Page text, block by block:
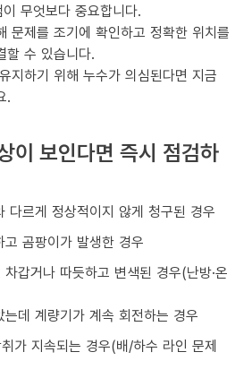
무엇보다 중요합니다.
문제를 조기에 확인하고 정확한 위치를
할 수 있습니다.
지하기 위해 누수가 의심된다면 지금
.
이 보인다면 즉시 점검하
다르게 정상적이지 않게 청구된 경우
곰팡이가 발생한 경우
갑거나 따듯하고 변색된 경우(난방·온
데 계량기가 계속 회전하는 경우
가 지속되는 경우(배/하수 라인 문제